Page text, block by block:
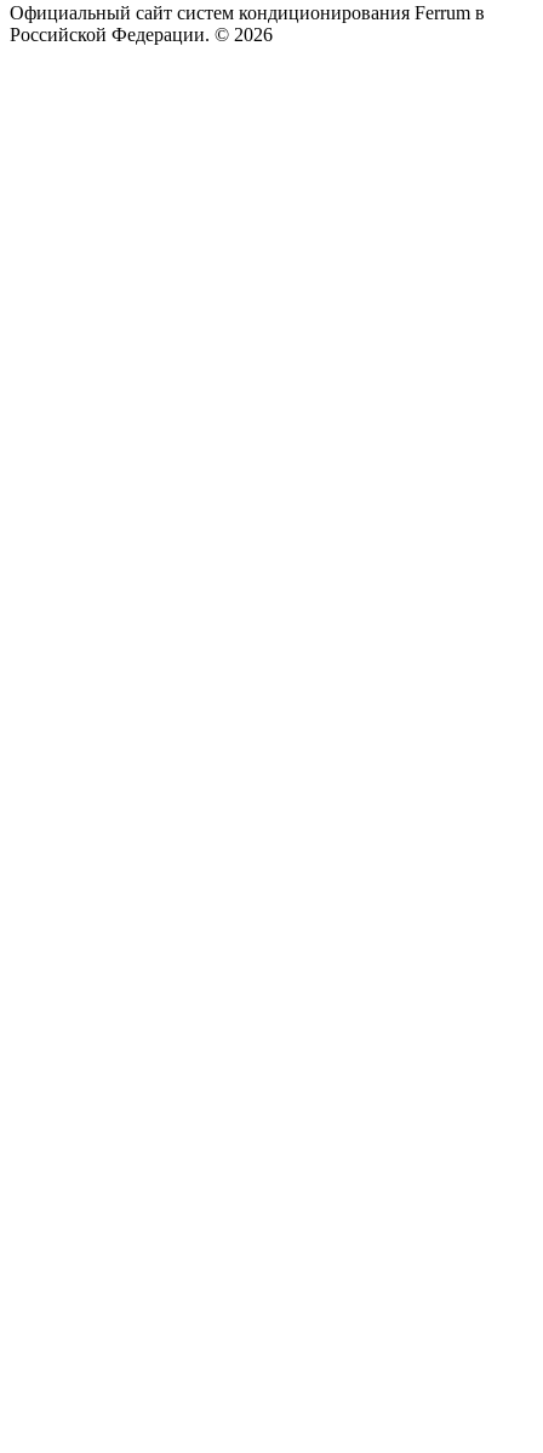
Официальный сайт систем кондиционирования Ferrum в
Российской Федерации. © 2026